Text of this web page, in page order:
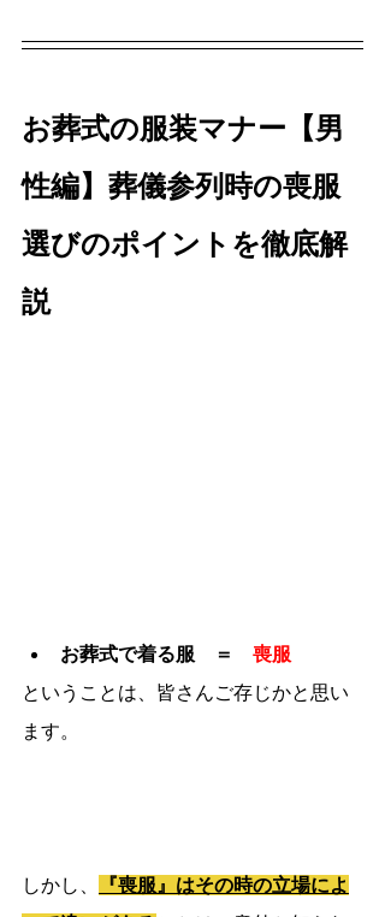
お葬式の服装マナー【男
性編】葬儀参列時の喪服
選びのポイントを徹底解
説
お葬式で着る服　＝ 喪服
ということは、皆さんご存じかと思い
ます。
しかし、
『喪服』はその時の立場によ